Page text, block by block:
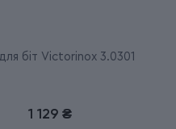
біт Victorinox 3.0301
1 129 ₴